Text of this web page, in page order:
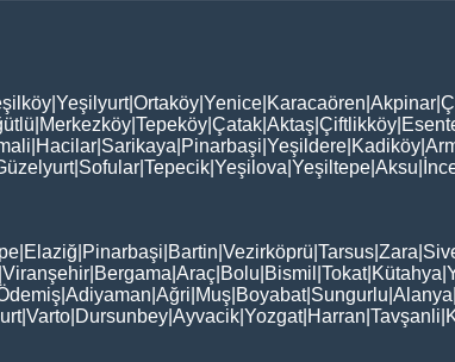
Yeşilyurt|Ortaköy Yenice Karacaören Akpinar
Merkezköy Tepeköy Çatak Aktaş Çiftlikköy
Hacilar Sarikaya Pinarbaşi Yeşildere Kadiköy
| Sofular Tepecik Yeşilova Yeşiltepe Aksu
Elaziğ Pinarbaşi Bartin Vezirköprü Tarsus Zara
Viranşehir Bergama Araç Bolu Bismil Tokat| Kütahya
Adiyaman Ağri Muş Boyabat| Sungurlu Alanya
|Varto Dursunbey Ayvacik Yozgat| Harran Tavşanli